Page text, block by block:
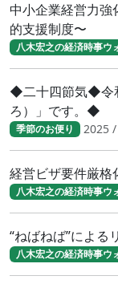
中小企業経営力強
的支援制度〜
八木宏之の経済時事ウ
◆二十四節気◆令
ろ）」です。◆
季節のお便り 2025
経営ビザ要件厳格
八木宏之の経済時事ウ
“ねばねば”による
八木宏之の経済時事ウ